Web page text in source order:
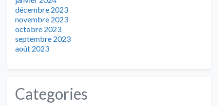
décembre 2023
novembre 2023
octobre 2023
septembre 2023
août 2023
Categories